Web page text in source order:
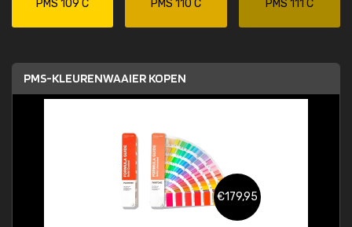
PMS 109 C PMS 110 C PMS 111 C
PMS-KLEURENWAAIER KOPEN
€179,95